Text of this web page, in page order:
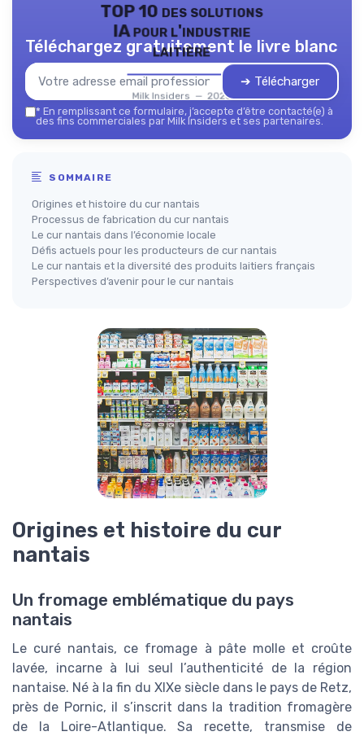
TOP 10 des solutions
IA pour l'industrie
laitière
Milk Insiders — 2026
Téléchargez gratuitement le livre blanc
➔ Télécharger
* En remplissant ce formulaire, j’accepte d’être contacté(e) à
des fins commerciales par Milk Insiders et ses partenaires.
SOMMAIRE
Origines et histoire du cur nantais
Processus de fabrication du cur nantais
Le cur nantais dans l’économie locale
Défis actuels pour les producteurs de cur nantais
Le cur nantais et la diversité des produits laitiers français
Perspectives d’avenir pour le cur nantais
Origines et histoire du cur
nantais
Un fromage emblématique du pays
nantais
Le curé nantais, ce fromage à pâte molle et croûte
lavée, incarne à lui seul l’authenticité de la région
nantaise. Né à la fin du XIXe siècle dans le pays de Retz,
près de Pornic, il s’inscrit dans la tradition fromagère
de la Loire-Atlantique. Sa recette, transmise de